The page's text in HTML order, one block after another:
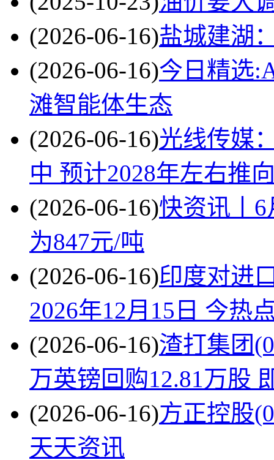
(2026-06-16)盐城建湖
(2026-06-16)今日精选
滩智能体生态
(2026-06-16)光线传媒
中 预计2028年左右推
(2026-06-16)快资讯丨
为847元/吨
(2026-06-16)印度对进
2026年12月15日 今热
(2026-06-16)渣打集团
万英镑回购12.81万股
(2026-06-16)方正控股
天天资讯